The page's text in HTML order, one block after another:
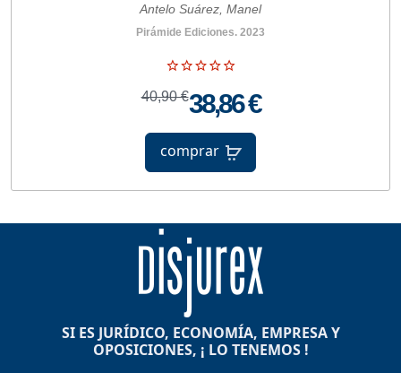
Antelo Suárez, Manel
Pirámide Ediciones. 2023
40,90 €38,86 €
comprar
SI ES JURÍDICO, ECONOMÍA, EMPRESA Y
OPOSICIONES, ¡ LO TENEMOS !